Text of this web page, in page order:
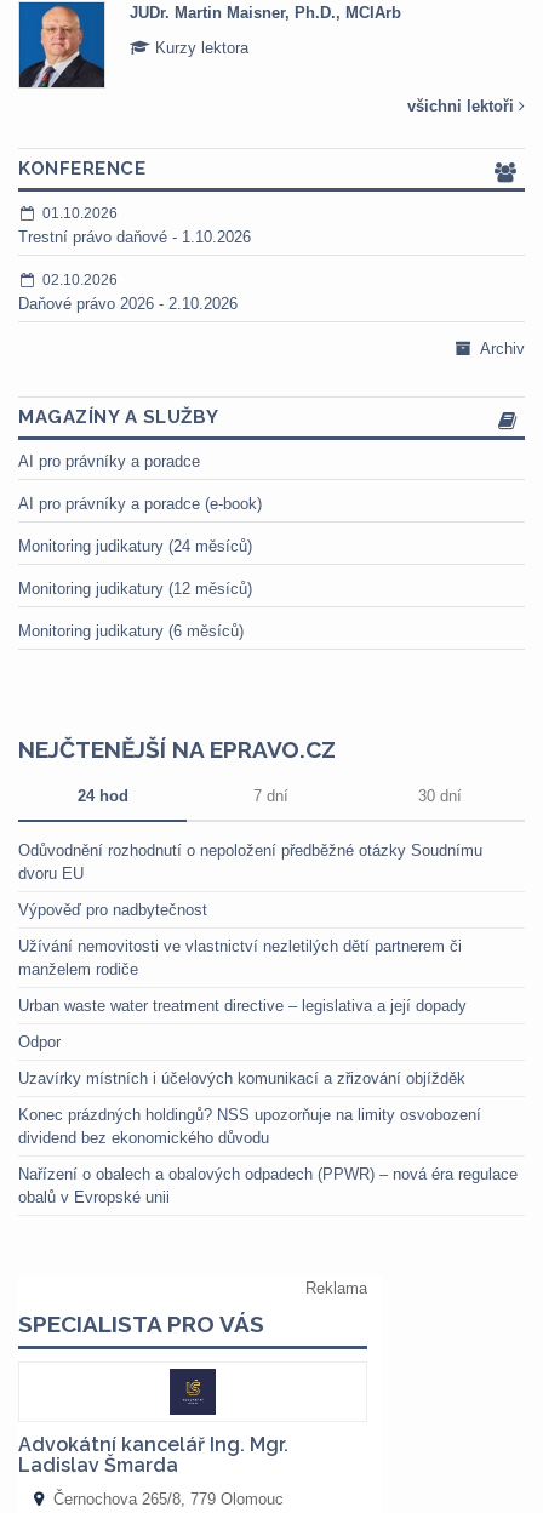
JUDr. Martin Maisner, Ph.D., MCIArb
Kurzy lektora
všichni lektoři
KONFERENCE
01.10.2026
Trestní právo daňové - 1.10.2026
02.10.2026
Daňové právo 2026 - 2.10.2026
Archiv
MAGAZÍNY A SLUŽBY
AI pro právníky a poradce
AI pro právníky a poradce (e-book)
Monitoring judikatury (24 měsíců)
Monitoring judikatury (12 měsíců)
Monitoring judikatury (6 měsíců)
NEJČTENĚJŠÍ NA EPRAVO.CZ
24 hod 7 dní 30 dní
Odůvodnění rozhodnutí o nepoložení předběžné otázky Soudnímu
dvoru EU
Výpověď pro nadbytečnost
Užívání nemovitosti ve vlastnictví nezletilých dětí partnerem či
manželem rodiče
Urban waste water treatment directive – legislativa a její dopady
Odpor
Uzavírky místních i účelových komunikací a zřizování objížděk
Konec prázdných holdingů? NSS upozorňuje na limity osvobození
dividend bez ekonomického důvodu
Nařízení o obalech a obalových odpadech (PPWR) – nová éra regulace
obalů v Evropské unii